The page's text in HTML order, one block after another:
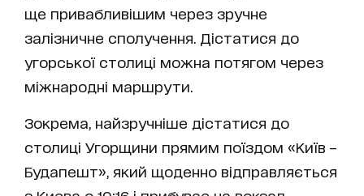
ще привабливішим через зручне
залізничне сполучення. Дістатися до
угорської столиці можна потягом через
міжнародні маршрути.
Зокрема, найзручніше дістатися до
столиці Угорщини прямим поїздом «Київ –
Будапешт», який щоденно відправляється